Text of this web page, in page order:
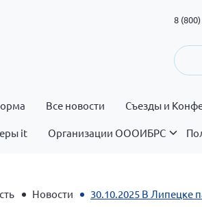
8
Все новости Съезды и
it Организации ОООИБРС
Новости 30.10.2025 В Липецке